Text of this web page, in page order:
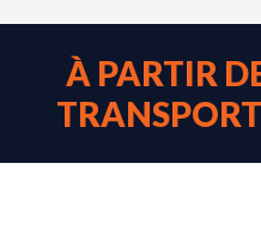
À PARTIR